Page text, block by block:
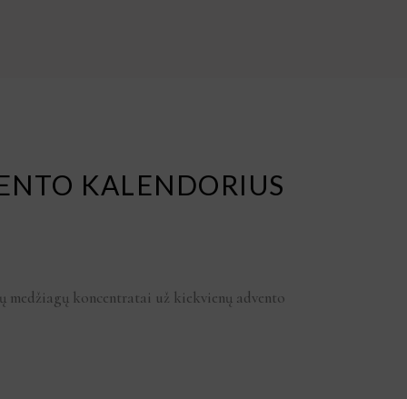
KALENDORIUS
koncentratai už kiekvienų advento